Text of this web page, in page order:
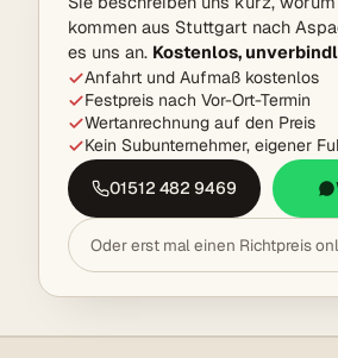
kommen aus Stuttgart nach
es uns an. Kostenlos,
Anfahrt und Aufmaß kostenlos
Festpreis nach Vor-Ort-Termin
Wertanrechnung auf den Preis
Kein Subunternehmer, eigener
01512 482 9469
Oder erst mal einen Richtpreis